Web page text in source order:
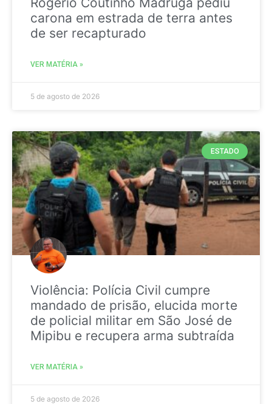
carona em estrada de terra antes
de ser recapturado
VER MATÉRIA »
5 de agosto de 2026
ESTADO
Violência: Polícia Civil cumpre
mandado de prisão, elucida morte
de policial militar em São José de
Mipibu e recupera arma subtraída
VER MATÉRIA »
5 de agosto de 2026